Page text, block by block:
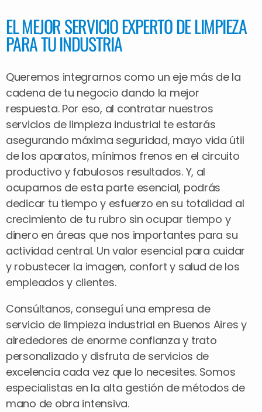
EL MEJOR SERVICIO EXPERTO DE LIMPIEZA
PARA TU INDUSTRIA
Queremos integrarnos como un eje más de la
cadena de tu negocio dando la mejor
respuesta. Por eso, al contratar nuestros
servicios de limpieza industrial te estarás
asegurando máxima seguridad, mayo vida útil
de los aparatos, mínimos frenos en el circuito
productivo y fabulosos resultados. Y, al
ocuparnos de esta parte esencial, podrás
dedicar tu tiempo y esfuerzo en su totalidad al
crecimiento de tu rubro sin ocupar tiempo y
dinero en áreas que nos importantes para su
actividad central. Un valor esencial para cuidar
y robustecer la imagen, confort y salud de los
empleados y clientes.
Consúltanos, conseguí una empresa de
servicio de limpieza industrial en Buenos Aires y
alrededores de enorme confianza y trato
personalizado y disfruta de servicios de
excelencia cada vez que lo necesites. Somos
especialistas en la alta gestión de métodos de
mano de obra intensiva.